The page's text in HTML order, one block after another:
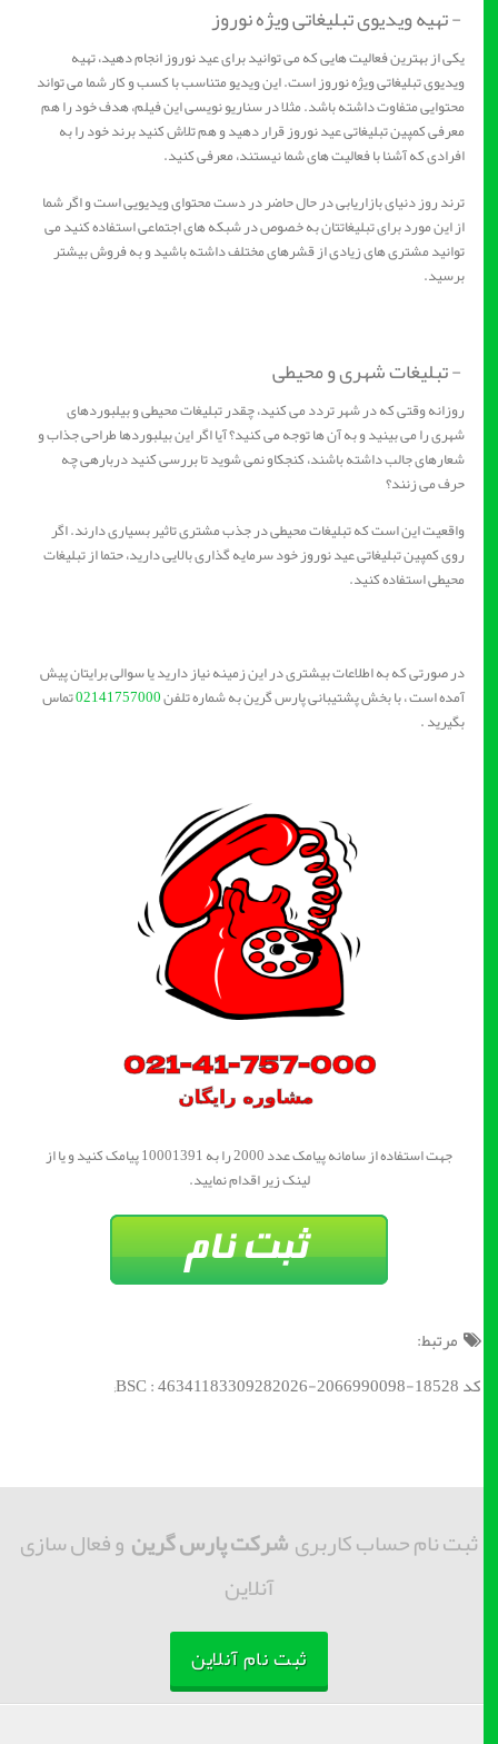
- تهیه ویدیوی تبلیغاتی ویژه نوروز
یکی از بهترین فعالیت هایی که می توانید برای عید نوروز انجام دهید، تهیه
ویدیوی تبلیغاتی ویژه نوروز است. این ویدیو متناسب با کسب و کار شما می تواند
محتوایی متفاوت داشته باشد. مثلا در سناریو نویسی این فیلم، هدف خود را هم
معرفی کمپین تبلیغاتی عید نوروز قرار دهید و هم تلاش کنید برند خود را به
افرادی که آشنا با فعالیت های شما نیستند، معرفی کنید.
ترند روز دنیای بازاریابی در حال حاضر در دست محتوای ویدیویی است و اگر شما
از این مورد برای تبلیغاتتان به خصوص در شبکه های اجتماعی استفاده کنید می
توانید مشتری های زیادی از قشرهای مختلف داشته باشید و به فروش بیشتر
برسید.
- تبلیغات شهری و محیطی
روزانه وقتی که در شهر تردد می کنید، چقدر تبلیغات محیطی و بیلبوردهای
شهری را می بینید و به آن ها توجه می کنید؟ آیا اگر این بیلبوردها طراحی جذاب و
شعارهای جالب داشته باشند، کنجکاو نمی شوید تا بررسی کنید درباره‎ی چه
حرف می زنند؟
واقعیت این است که تبلیغات محیطی در جذب مشتری تاثیر بسیاری دارند. اگر
روی کمپین تبلیغاتی عید نوروز خود سرمایه گذاری بالایی دارید، حتما از تبلیغات
محیطی استفاده کنید.
در صورتی که به اطلاعات بیشتری در این زمینه نیاز دارید یا سوالی برایتان پیش
آمده است ، با بخش پشتیبانی پارس گرین به شماره تلفن02141757000تماس
بگیرید .
جهت استفاده از سامانه پیامک عدد 2000 را به 10001391 پیامک کنید و یا از
لینک زیر اقدام نمایید.
مرتبط:
کد BSC : 46341183309282026-2066990098-18528;
ثبت نام حساب کاربریشرکت پارس گرینو فعال سازی
آنلاین
ثبت نام آنلاین